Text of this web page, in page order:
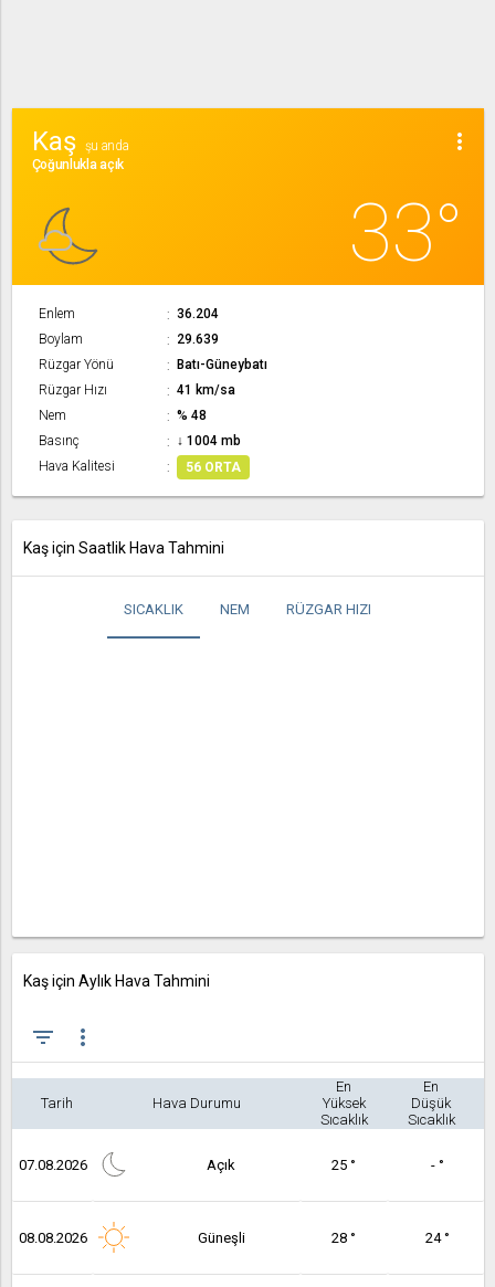
more_vert
Kaş
şu anda
Çoğunlukla açık
33°
Enlem
36.204
Boylam
29.639
Rüzgar Yönü
Batı-Güneybatı
Rüzgar Hızı
41 km/sa
Nem
% 48
Basınç
↓ 1004 mb
Hava Kalitesi
56 ORTA
Kaş için Saatlik Hava Tahmini
SICAKLIK NEM RÜZGAR HIZI
Kaş için Aylık Hava Tahmini
filter_list more_vert
Tarih Hava Durumu
En
Yüksek
Sıcaklık
En
Düşük
Sıcaklık
07.08.2026 Açık 25 ° - °
08.08.2026 Güneşli 28 ° 24 °